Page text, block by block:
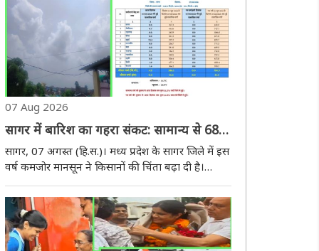
07 Aug 2026
सागर में बारिश का गहरा संकट: सामान्य से 68%
कम वर्षा, खरीफ फसलों पर मंडराया नुकसान का
खतरा
सागर, 07 अगस्त (हि.स.)। मध्‍य प्रदेश के सागर जिले में इस
वर्ष कमजोर मानसून ने किसानों की चिंता बढ़ा दी है।
लगातार पर्याप्त बारिश नहीं होने से खेतों में खड़ी खरीफ
फसलें प्रभावित होने लगी हैं। जिले में अब तक सामान्य वर्षा
का एक-तिहाई से भी कम पानी ..